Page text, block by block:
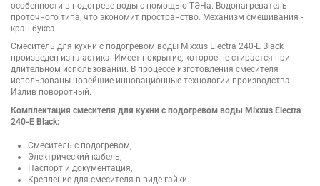
особенности в подогреве воды с помощью ТЭНа. Водонагреватель
проточного типа, что экономит пространство. Механизм смешивания -
кран-букса.
Смеситель для кухни с подогревом воды Mixxus Electra 240-E Black
произведен из пластика. Имеет покрытие, которое не стирается при
длительном использовании. В процессе изготовления смесителя
использованы новейшие инновационные технологии производства.
Излив поворотный.
Комплектация смесителя для кухни с подогревом воды Mixxus Electra
240-E Black:
Смеситель с подогревом,
Электрический кабель,
Паспорт и документация,
Крепление для смесителя в виде гайки.